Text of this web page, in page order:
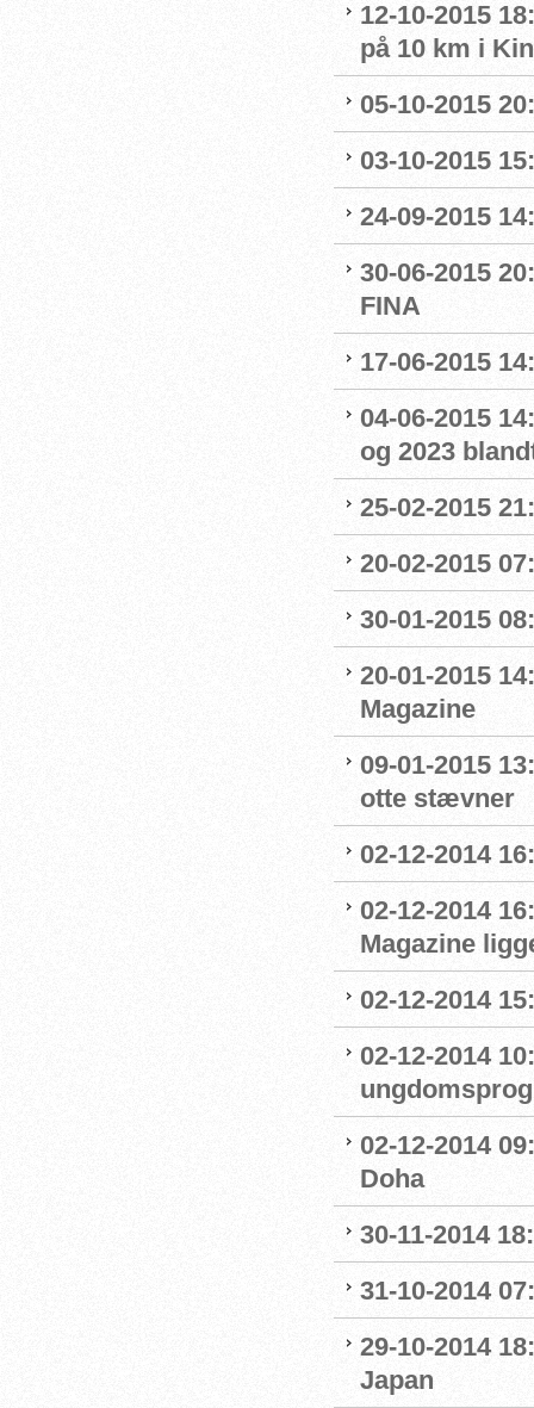
12-10-2015
på 10 km i
05-10-2015
03-10-2015
24-09-2015
30-06-2015
FINA
17-06-2015
04-06-2015
og 2023
25-02-2015
20-02-2015
30-01-2015
20-01-2015
Magazine
09-01-2015
otte stævner
02-12-2014
02-12-2014
Magazine
02-12-2014
02-12-2014
02-12-2014
Doha
30-11-2014
31-10-2014
29-10-2014
Japan